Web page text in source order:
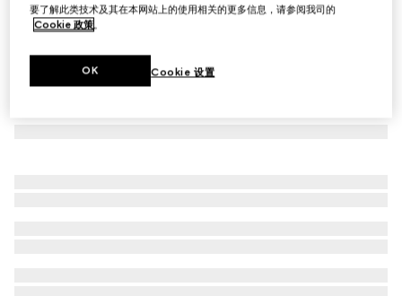
要了解此类技术及其在本网站上的使用相关的更多信息，请参阅我司的
Cookie 政策。
Cookie 设置
OK